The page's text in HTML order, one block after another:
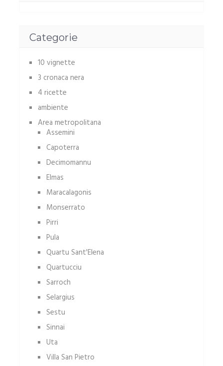
Categorie
10 vignette
3 cronaca nera
4 ricette
ambiente
Area metropolitana
Assemini
Capoterra
Decimomannu
Elmas
Maracalagonis
Monserrato
Pirri
Pula
Quartu Sant'Elena
Quartucciu
Sarroch
Selargius
Sestu
Sinnai
Uta
Villa San Pietro